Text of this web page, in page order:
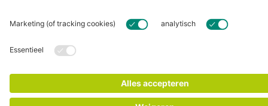
Overschakelen naar een circulair
model?